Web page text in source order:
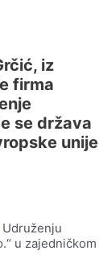
iz
firma
se država
unije
u zajedničkom